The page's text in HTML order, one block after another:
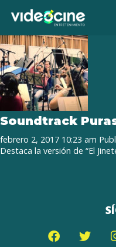
Tag Archive:
Soundtrack
febrero 2, 2017 10:23 am
Destaca la versión de “El